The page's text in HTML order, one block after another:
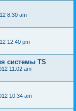
8:30 am
12:40 pm
системы TS
11:02 am
10:34 am